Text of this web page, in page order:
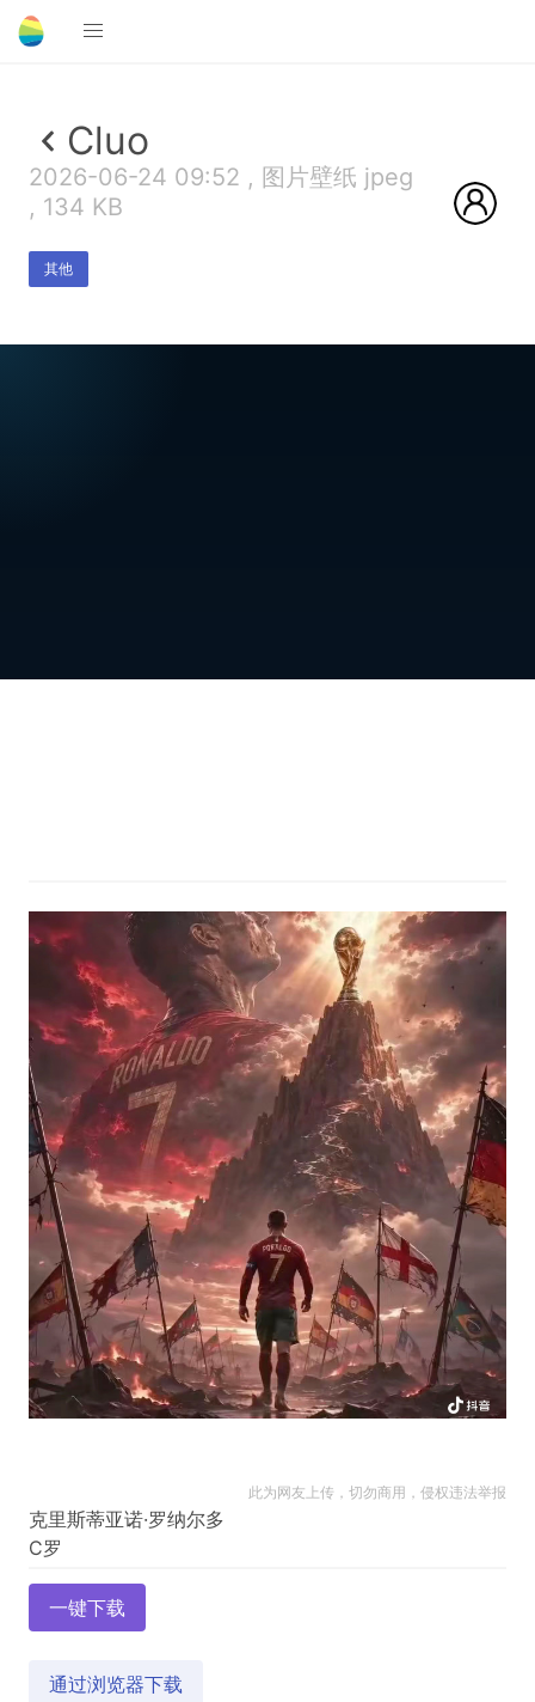
Cluo
2026-06-24 09:52 , 图片壁纸 jpeg
, 134 KB
其他
此为网友上传，切勿商用，侵权违法举报
克里斯蒂亚诺·罗纳尔多
一键下载
通过浏览器下载